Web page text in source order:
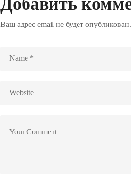
Добавить
Ваш адрес email не будет опубликован.